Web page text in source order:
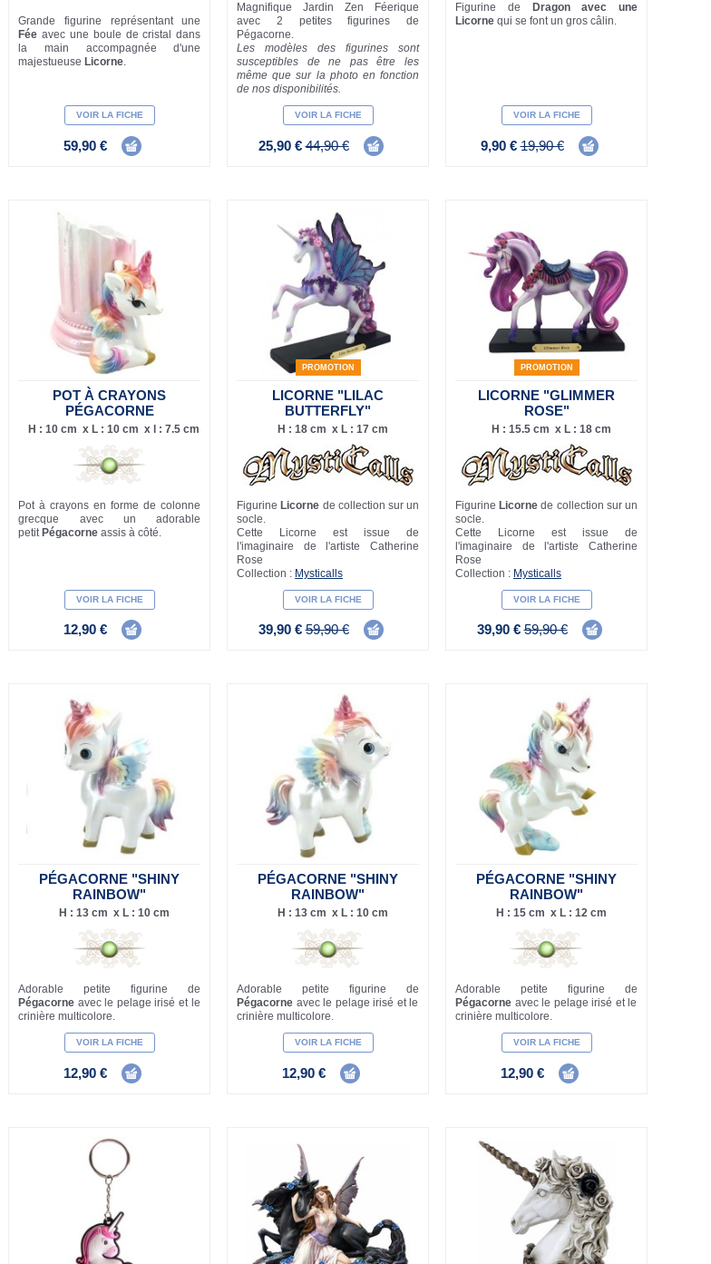
Grande figurine représentant une
Fée avec une boule de cristal dans
la main accompagnée d'une
majestueuse Licorne.
VOIR LA FICHE
59,90 €
Magnifique Jardin Zen Féerique
avec 2 petites figurines de
Pégacorne.
Les modèles des figurines sont
susceptibles de ne pas être les
même que sur la photo en fonction
de nos disponibilités.
VOIR LA FICHE
25,90 €44,90 €
Figurine de
Dragon avec une
Licorne qui se font un gros câlin.
VOIR LA FICHE
9,90 €19,90 €
POT À CRAYONS
PÉGACORNE
H : 10 cm x L : 10 cm x l : 7.5 cm
Pot à crayons en forme de colonne
grecque avec un adorable
petit Pégacorneassis à côté.
VOIR LA FICHE
12,90 €
PROMOTION
LICORNE "LILAC
BUTTERFLY"
H : 18 cm x L : 17 cm
FigurineLicorne de collection sur un
socle.
Cette Licorne est issue de
l'imaginaire de l'artiste Catherine
Rose
Collection : Mysticalls
VOIR LA FICHE
39,90 €59,90 €
PROMOTION
LICORNE "GLIMMER
ROSE"
H : 15.5 cm x L : 18 cm
FigurineLicorne de collection sur un
socle.
Cette Licorne est issue de
l'imaginaire de l'artiste Catherine
Rose
Collection : Mysticalls
VOIR LA FICHE
39,90 €59,90 €
PÉGACORNE "SHINY
RAINBOW"
H : 13 cm x L : 10 cm
Adorable petite figurine de
Pégacorne avec le pelage irisé et le
crinière multicolore.
VOIR LA FICHE
12,90 €
PÉGACORNE "SHINY
RAINBOW"
H : 13 cm x L : 10 cm
Adorable petite figurine de
Pégacorne avec le pelage irisé et le
crinière multicolore.
VOIR LA FICHE
12,90 €
PÉGACORNE "SHINY
RAINBOW"
H : 15 cm x L : 12 cm
Adorable petite figurine de
Pégacorne avec le pelage irisé et le
crinière multicolore.
VOIR LA FICHE
12,90 €